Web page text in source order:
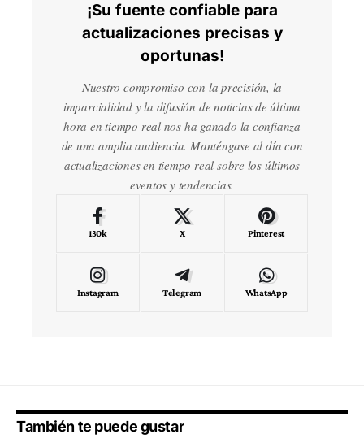
¡Su fuente confiable para
actualizaciones precisas y
oportunas!
Nuestro compromiso con la precisión, la
imparcialidad y la difusión de noticias de última
hora en tiempo real nos ha ganado la confianza
de una amplia audiencia. Manténgase al día con
actualizaciones en tiempo real sobre los últimos
eventos y tendencias.
130k X Pinterest
Instagram Telegram WhatsApp
También te puede gustar